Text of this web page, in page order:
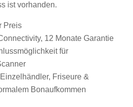
ist vorhanden.
Preis
12 Monate Garantie
für
Friseure &
Bonaufkommen